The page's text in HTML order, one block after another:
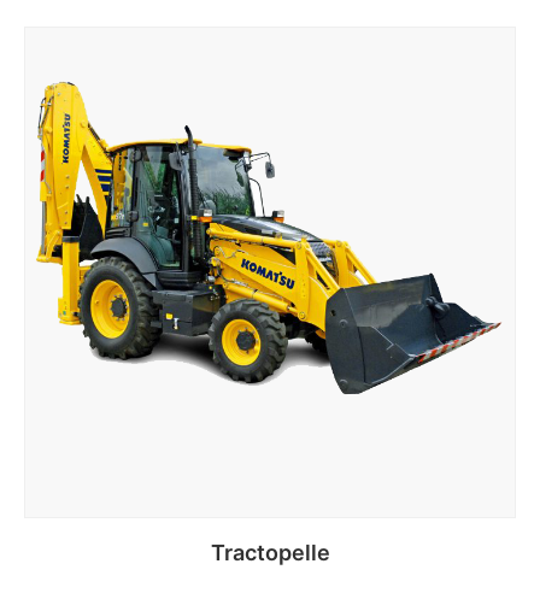
Tractopelle